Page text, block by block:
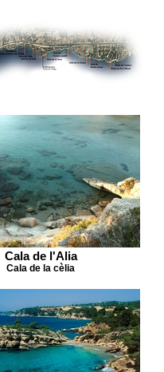
Cala de l'Alia
Cala de la cèlia